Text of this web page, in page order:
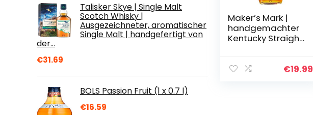
Talisker Skye | Single Malt
Scotch Whisky |
Ausgezeichneter, aromatischer
Single Malt | handgefertigt von
der…
€31.69
BOLS Passion Fruit (1 x 0.7 l)
€16.59
Maker’s Mark |
handgemachter
Kentucky Straight
vollmundiger€19.99